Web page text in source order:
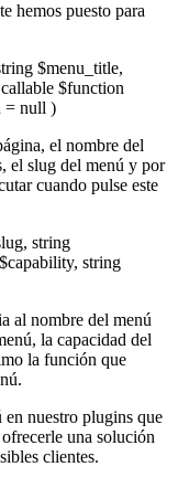
hemos puesto para
$menu_title,
$function
= null )
el nombre del
el slug del menú y por
cuando pulse este
string
string
al nombre del menú
la capacidad del
la función que
en nuestro plugins que
una solución
clientes.